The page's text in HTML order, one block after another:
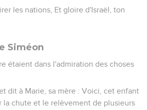
les nations, Et gloire d'Israël, ton
Siméon
étaient dans l'admiration des choses
dit à Marie, sa mère : Voici, cet enfant
la chute et le relèvement de plusieurs